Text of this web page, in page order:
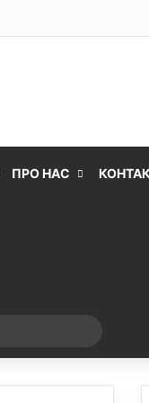
ПРО НАС